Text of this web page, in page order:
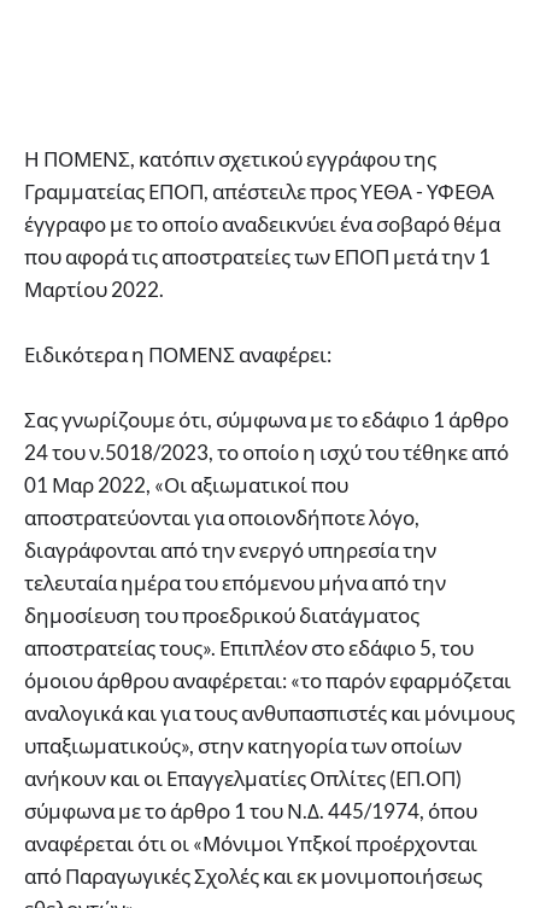
Η ΠΟΜΕΝΣ, κατόπιν σχετικού εγγράφου της
Γραμματείας ΕΠΟΠ, απέστειλε προς ΥΕΘΑ - ΥΦΕΘΑ
έγγραφο με το οποίο αναδεικνύει ένα σοβαρό θέμα
που αφορά τις αποστρατείες των ΕΠΟΠ μετά την 1
Μαρτίου 2022.
Ειδικότερα η ΠΟΜΕΝΣ αναφέρει:
Σας γνωρίζουμε ότι, σύμφωνα με το εδάφιο 1 άρθρο
24 του ν.5018/2023, το οποίο η ισχύ του τέθηκε από
01 Μαρ 2022, «Οι αξιωματικοί που
αποστρατεύονται για οποιονδήποτε λόγο,
διαγράφονται από την ενεργό υπηρεσία την
τελευταία ημέρα του επόμενου μήνα από την
δημοσίευση του προεδρικού διατάγματος
αποστρατείας τους». Επιπλέον στο εδάφιο 5, του
όμοιου άρθρου αναφέρεται: «το παρόν εφαρμόζεται
αναλογικά και για τους ανθυπασπιστές και μόνιμους
υπαξιωματικούς», στην κατηγορία των οποίων
ανήκουν και οι Επαγγελματίες Οπλίτες (ΕΠ.ΟΠ)
σύμφωνα με το άρθρο 1 του Ν.Δ. 445/1974, όπου
αναφέρεται ότι οι «Μόνιμοι Υπξκοί προέρχονται
από Παραγωγικές Σχολές και εκ μονιμοποιήσεως